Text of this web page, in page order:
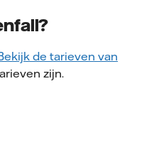
de tarieven van
zijn.